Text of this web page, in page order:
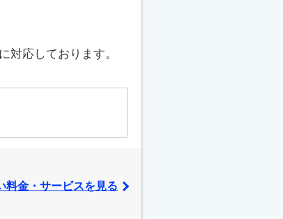
対応しております。
料金・サービスを見る